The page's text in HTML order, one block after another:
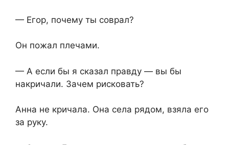
— Егор, почему ты соврал?
Он пожал плечами.
— А если бы я сказал правду — вы бы
накричали. Зачем рисковать?
Анна не кричала. Она села рядом, взяла его
за руку.